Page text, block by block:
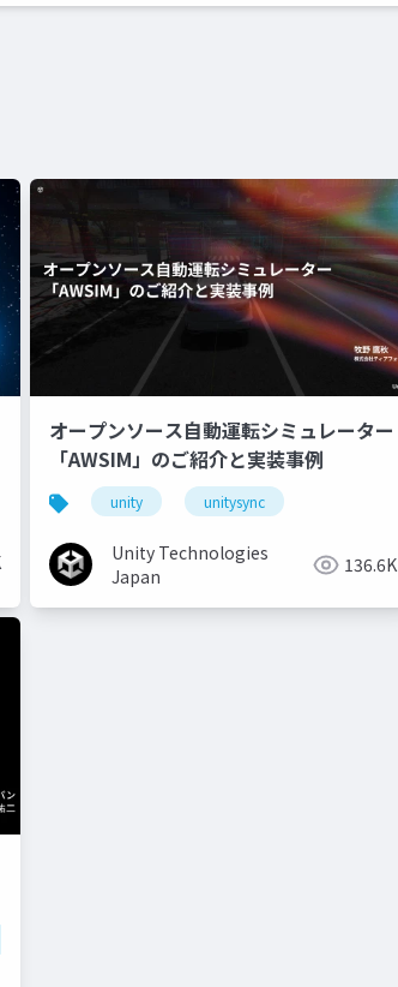
オープンソース自動運転シミュレーター
「AWSIM」のご紹介と実装事例
unity unitysync
Unity Technologies
Japan
136.6K